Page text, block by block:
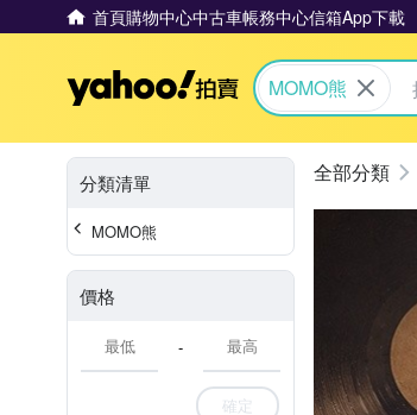
首頁購物中心中古車帳務中心信箱App下載
Yahoo拍賣
MOMO熊
分類清單
MOMO熊
價格
-
確定